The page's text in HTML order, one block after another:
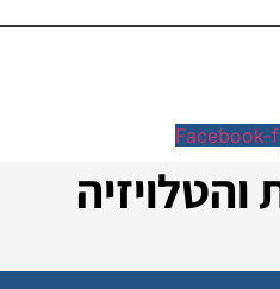
Facebook-f
והטלויזיה